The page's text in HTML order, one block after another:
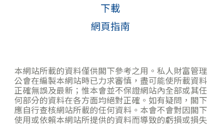
下載
網頁指南
本網站所載的資料僅供閣下參考之用。私人財富管理
公會在編製本網站時已力求審慎，盡可能使所載資料
正確無誤及最新；惟本會並不保證網站內全部或其任
何部分的資料在各方面均絕對正確。如有疑問，閣下
應自行查核網站所載的任何資料。本會不會對因閣下
使用或依賴本網站所提供的資料而導致的虧損或損失